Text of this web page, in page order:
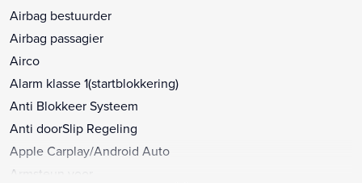
Airbag bestuurder
Airbag passagier
Airco
Alarm klasse 1(startblokkering)
Anti Blokkeer Systeem
Anti doorSlip Regeling
Apple Carplay/Android Auto
Armsteun voor